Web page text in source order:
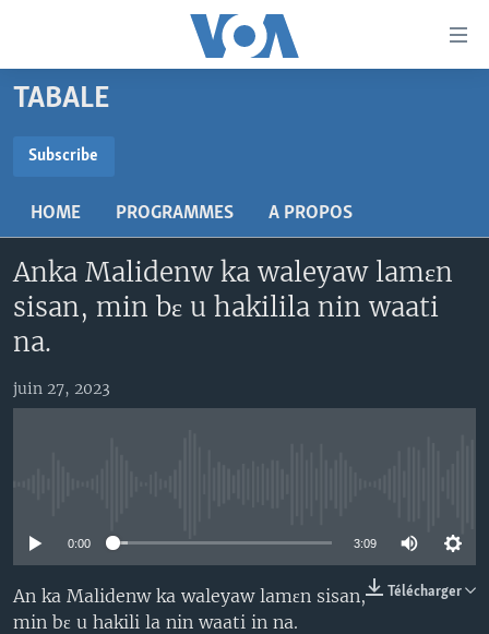
Menu
principal
navigation
principale
Retour
recherche
MALI KURA
RADIO
AN BA FO!
FARAFINA FOLI
SUIVEZ-NOUS
TABALE
Subscribe
S'abonner
HOME PROGRAMMES A PROPOS
Anka Malidenw ka waleyaw lamɛn
sisan, min bɛ u hakilila nin waati
na.
juin 27, 2023
0:00 3:09
Télécharger
An ka Malidenw ka waleyaw lamɛn sisan,
min bɛ u hakili la nin waati in na.